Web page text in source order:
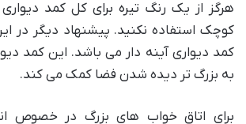
هرگز از یک رنگ تیره برای کل کمد
کوچک استفاده نکنید. پیشنهاد دیگر در
کمد دیواری آینه دار می باشد. این کمد
به بزرگ تر دیده شدن فضا کمک می کند.
برای اتاق خواب های بزرگ در خصوص